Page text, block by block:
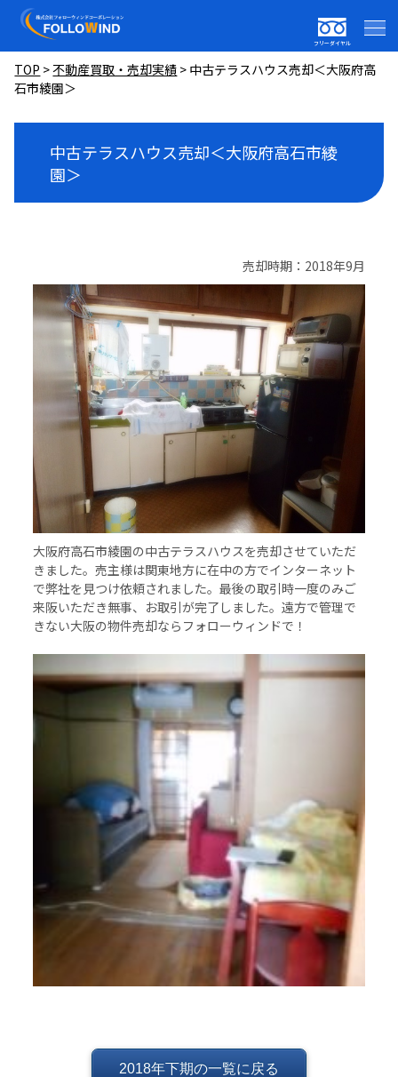
フリーダイヤル
TOP >不動産買取・売却実績 > 中古テラスハウス売却＜大阪府高
石市綾園＞
中古テラスハウス売却＜大阪府高石市綾
園＞
売却時期：2018年9月
大阪府高石市綾園の中古テラスハウスを売却させていただ
きました。売主様は関東地方に在中の方でインターネット
で弊社を見つけ依頼されました。最後の取引時一度のみご
来阪いただき無事、お取引が完了しました。遠方で管理で
きない大阪の物件売却ならフォローウィンドで！
2018年下期の一覧に戻る